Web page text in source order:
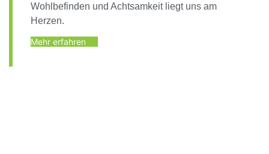
Wohlbefinden und Achtsamkeit liegt uns am
Herzen.
Mehr erfahren